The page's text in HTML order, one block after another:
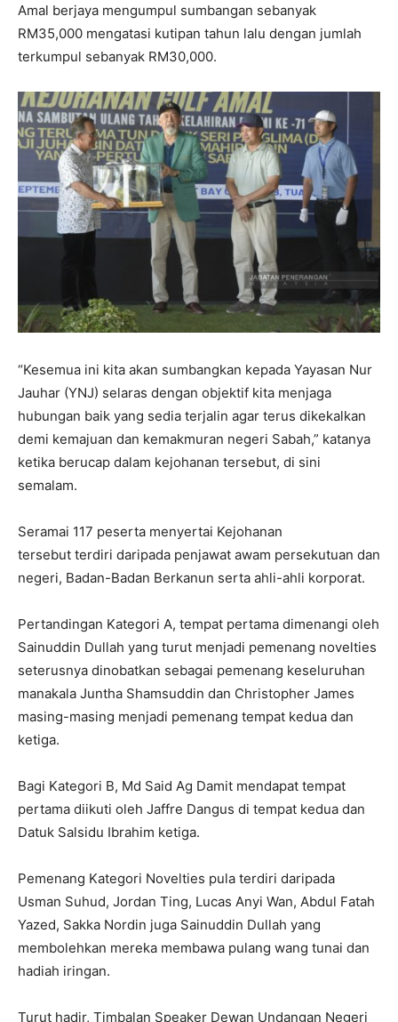
Amal berjaya mengumpul sumbangan sebanyak
RM35,000 mengatasi kutipan tahun lalu dengan jumlah
terkumpul sebanyak RM30,000.
“Kesemua ini kita akan sumbangkan kepada Yayasan Nur
Jauhar (YNJ) selaras dengan objektif kita menjaga
hubungan baik yang sedia terjalin agar terus dikekalkan
demi kemajuan dan kemakmuran negeri Sabah,” katanya
ketika berucap dalam kejohanan tersebut, di sini
semalam.
Seramai 117 peserta menyertai Kejohanan
tersebut terdiri daripada penjawat awam persekutuan dan
negeri, Badan-Badan Berkanun serta ahli-ahli korporat.
Pertandingan Kategori A, tempat pertama dimenangi oleh
Sainuddin Dullah yang turut menjadi pemenang novelties
seterusnya dinobatkan sebagai pemenang keseluruhan
manakala Juntha Shamsuddin dan Christopher James
masing-masing menjadi pemenang tempat kedua dan
ketiga.
Bagi Kategori B, Md Said Ag Damit mendapat tempat
pertama diikuti oleh Jaffre Dangus di tempat kedua dan
Datuk Salsidu Ibrahim ketiga.
Pemenang Kategori Novelties pula terdiri daripada
Usman Suhud, Jordan Ting, Lucas Anyi Wan, Abdul Fatah
Yazed, Sakka Nordin juga Sainuddin Dullah yang
membolehkan mereka membawa pulang wang tunai dan
hadiah iringan.
Turut hadir, Timbalan Speaker Dewan Undangan Negeri